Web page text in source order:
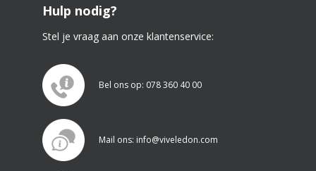
Hulp nodig?
Stel je vraag aan onze klantenservice:
Bel ons op: 078 360 40 00
Mail ons: info@viveledon.com